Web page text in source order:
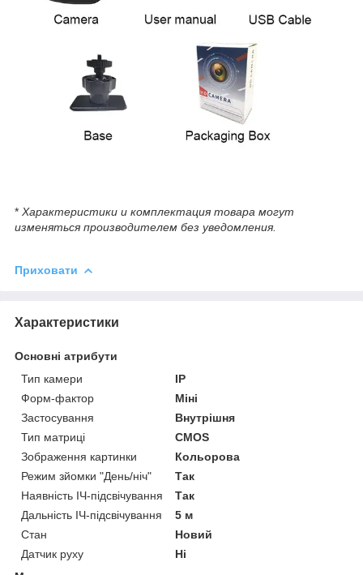
* Характеристики и комплектация товара могут
изменяться производителем без уведомления.
Приховати
Характеристики
Основні атрибути
Тип камери
IP
Форм-фактор
Міні
Застосування
Внутрішня
Тип матриці
CMOS
Зображення картинки
Кольорова
Режим зйомки "День/ніч"
Так
Наявність ІЧ-підсвічування
Так
Дальність ІЧ-підсвічування
5 м
Стан
Новий
Датчик руху
Ні